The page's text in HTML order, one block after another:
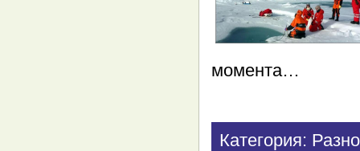
момента…
Категория: